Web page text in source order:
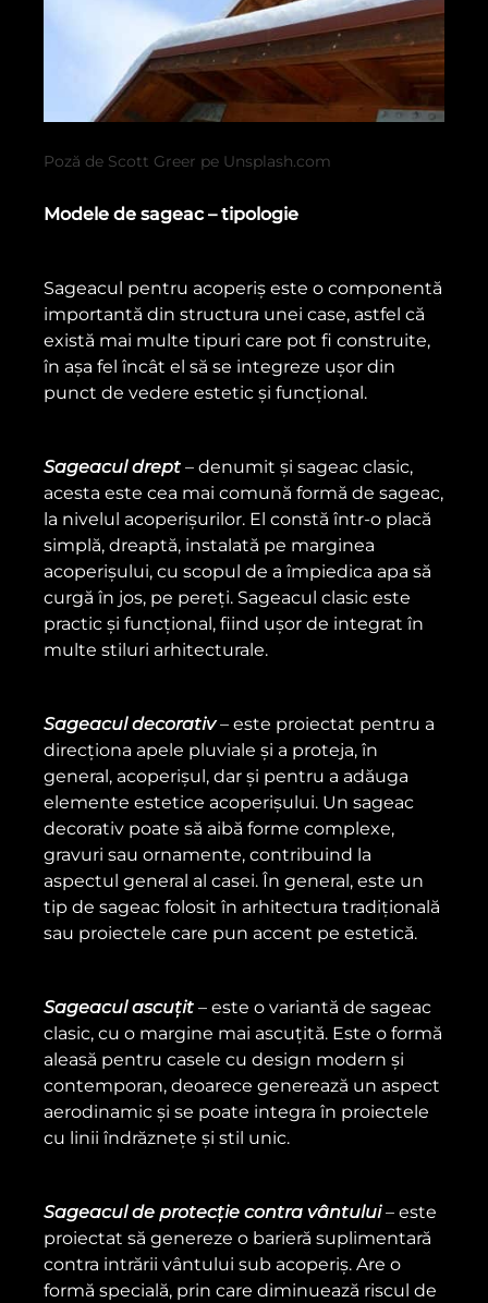
Poză de Scott Greer pe Unsplash.com
Modele de sageac – tipologie
Sageacul pentru acoperiș este o componentă
importantă din structura unei case, astfel că
există mai multe tipuri care pot fi construite,
în așa fel încât el să se integreze ușor din
punct de vedere estetic și funcțional.
Sageacul drept – denumit și sageac clasic,
acesta este cea mai comună formă de sageac,
la nivelul acoperișurilor. El constă într-o placă
simplă, dreaptă, instalată pe marginea
acoperișului, cu scopul de a împiedica apa să
curgă în jos, pe pereți. Sageacul clasic este
practic și funcțional, fiind ușor de integrat în
multe stiluri arhitecturale.
Sageacul decorativ– este proiectat pentru a
direcționa apele pluviale și a proteja, în
general, acoperișul, dar și pentru a adăuga
elemente estetice acoperișului. Un sageac
decorativ poate să aibă forme complexe,
gravuri sau ornamente, contribuind la
aspectul general al casei. În general, este un
tip de sageac folosit în arhitectura tradițională
sau proiectele care pun accent pe estetică.
Sageacul ascuțit – este o variantă de sageac
clasic, cu o margine mai ascuțită. Este o formă
aleasă pentru casele cu design modern și
contemporan, deoarece generează un aspect
aerodinamic și se poate integra în proiectele
cu linii îndrăznețe și stil unic.
Sageacul de protecție contra vântului– este
proiectat să genereze o barieră suplimentară
contra intrării vântului sub acoperiș. Are o
formă specială, prin care diminuează riscul de